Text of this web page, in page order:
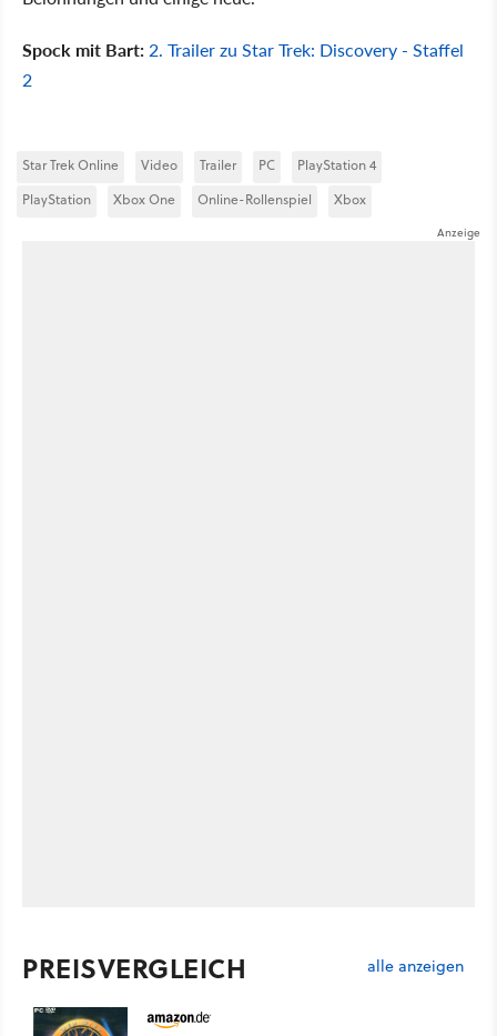
Spock mit Bart: 2. Trailer zu Star Trek: Discovery - Staffel
2
Star Trek Online Video Trailer PC
PlayStation 4
PlayStation
Xbox One Online-Rollenspiel Xbox
PREISVERGLEICH alle anzeigen